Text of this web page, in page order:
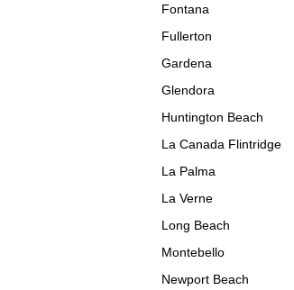
Fontana
Fullerton
Gardena
Glendora
Huntington Beach
La Canada Flintridge
La Palma
La Verne
Long Beach
Montebello
Newport Beach